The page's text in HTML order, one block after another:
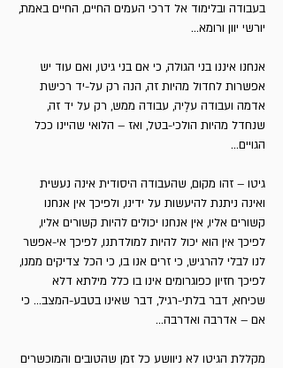
בעבודה ובלימוד אל דרכי העמים החיים, החיים באמת,
יורשי יוון ורומא...
אנחנו איננו בני הגולה, כי אם בני גיטו, ואם עוד יש
אפשרות לחדול מהיות זה, הנה רק על-יד רכישת
אדמה ועבודה עלֶיה, עבודה ממש, רק על יד זה,
שנחדל מהיות הולכי-בטל, ואז – הלואי שהיינו ככל
הגויים...
גיטו – זהו מקום, שהעבודה היסודית אינה נעשית
ואינה ניתנת להיעשות על ידינו, ולפיכך אין אנחנו
קשורים אליו, אין אנחנו יכולים להיות קשורים אליו,
לפיכך אין הוא יכול להיות למולדתנו, לפיכך אי-אפשר
לנו לבלי להרגיש, כי זרים אנו בו, כי הכל צדיקים ממנו,
לפיכך חזיון כפוגרומים אינו בו כלל מילתא דלא
שכיחא, דבר בלתי-רגיל, דבר שאינו בטבע-המצב... כי
אם – אדרבה ואדרבה...
מקללת הגיטו לא ניוושע כל זמן שהטובים והמוכשרים